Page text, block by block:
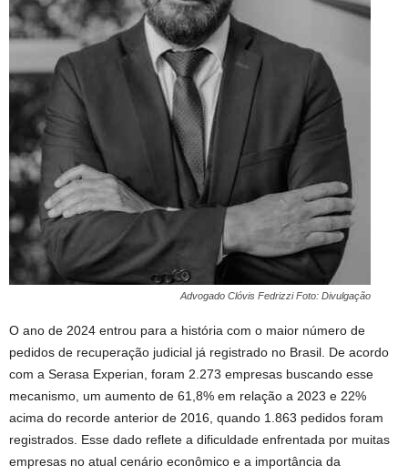
Advogado Clóvis Fedrizzi Foto: Divulgação
O ano de 2024 entrou para a história com o maior número de
pedidos de recuperação judicial já registrado no Brasil. De acordo
com a Serasa Experian, foram 2.273 empresas buscando esse
mecanismo, um aumento de 61,8% em relação a 2023 e 22%
acima do recorde anterior de 2016, quando 1.863 pedidos foram
registrados. Esse dado reflete a dificuldade enfrentada por muitas
empresas no atual cenário econômico e a importância da